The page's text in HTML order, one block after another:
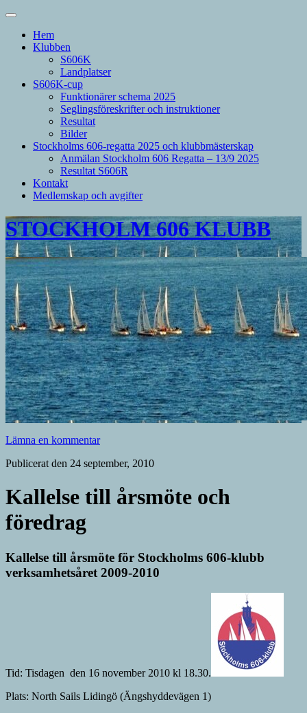
Hem
Klubben
S606K
Landplatser
S606K-cup
Funktionärer schema 2025
Seglingsföreskrifter och instruktioner
Resultat
Bilder
Stockholms 606-regatta 2025 och klubbmästerskap
Anmälan Stockholm 606 Regatta – 13/9 2025
Resultat S606R
Kontakt
Medlemskap och avgifter
STOCKHOLM 606 KLUBB
Lämna en kommentar
Publicerat den 24 september, 2010
Kallelse till årsmöte och
föredrag
Kallelse till årsmöte för Stockholms 606-klubb
verksamhetsåret 2009-2010
Tid: Tisdagen den 16 november 2010 kl 18.30.
Plats: North Sails Lidingö (Ängshyddevägen 1)